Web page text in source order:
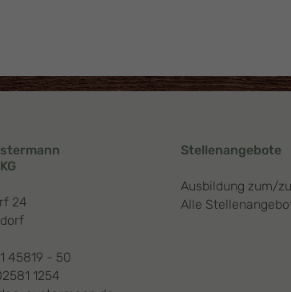
24
45819 - 50
1254
Stellenangebote
Ausbildung zum/
Alle